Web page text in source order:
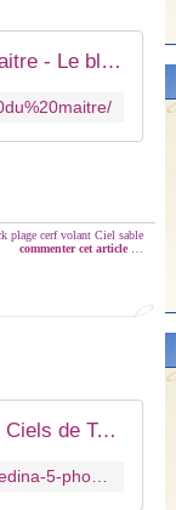
production du maitre - Le blog de Bernard Moutin
plage cerf volant Ciel sable
commenter cet article
Ciels de Tanger sur la Médina (5 photos) - Le blog de Bernard Moutin